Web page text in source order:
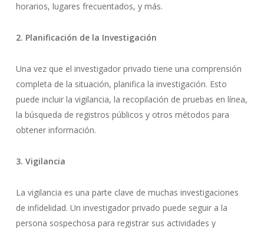
horarios, lugares frecuentados, y más.
2. Planificación de la Investigación
Una vez que el investigador privado tiene una comprensión
completa de la situación, planifica la investigación. Esto
puede incluir la vigilancia, la recopilación de pruebas en línea,
la búsqueda de registros públicos y otros métodos para
obtener información.
3. Vigilancia
La vigilancia es una parte clave de muchas investigaciones
de infidelidad. Un investigador privado puede seguir a la
persona sospechosa para registrar sus actividades y